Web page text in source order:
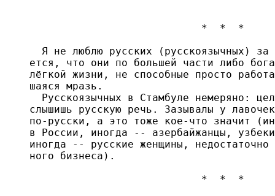
                            *  *  *
Я не люблю русских (русскоязычных) за
ется, что они по большей части либо
лёгкой жизни, не способные просто
шаяся мразь.
Русскоязычных в Стамбуле немеряно:
слышишь русскую речь. Зазывалы у
по-русски, а это тоже кое-что значит
в России, иногда -- азербайжанцы,
иногда -- русские женщины,
ного бизнеса).
                            *  *  *